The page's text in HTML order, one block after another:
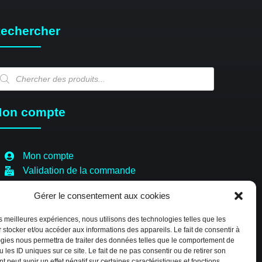
Gérer le consentement aux cookies
meilleures expériences, nous utilisons des technologies telles que les
stocker et/ou accéder aux informations des appareils. Le fait de consentir à
nous permettra de traiter des données telles que le comportement de
les ID uniques sur ce site. Le fait de ne pas consentir ou de retirer son
compte
Mon compte
Validation de la commande
Boutique
Paiement sécurisé
Politique de cookies (EU)